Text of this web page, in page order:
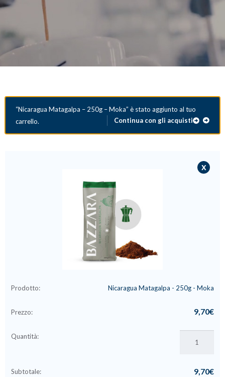
Academy Bazzara
AREA RISERVATA
FAQ
“Nicaragua Matagalpa – 250g – Moka” è stato aggiunto al tuo
carrello.
Continua con gli acquisti
Nicaragua Matagalpa - 250g - Moka
9,70€
250g9,70€